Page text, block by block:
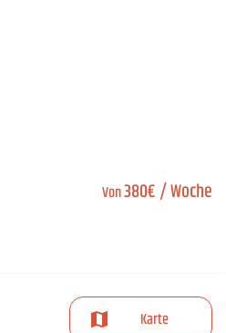
Von380€/ Woche
Karte